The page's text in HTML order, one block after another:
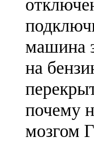
машина
на
почему
мозгом